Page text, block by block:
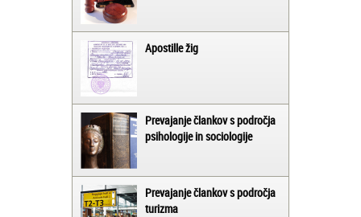
Apostille žig
Prevajanje člankov s področja
psihologije in sociologije
Prevajanje člankov s področja
turizma